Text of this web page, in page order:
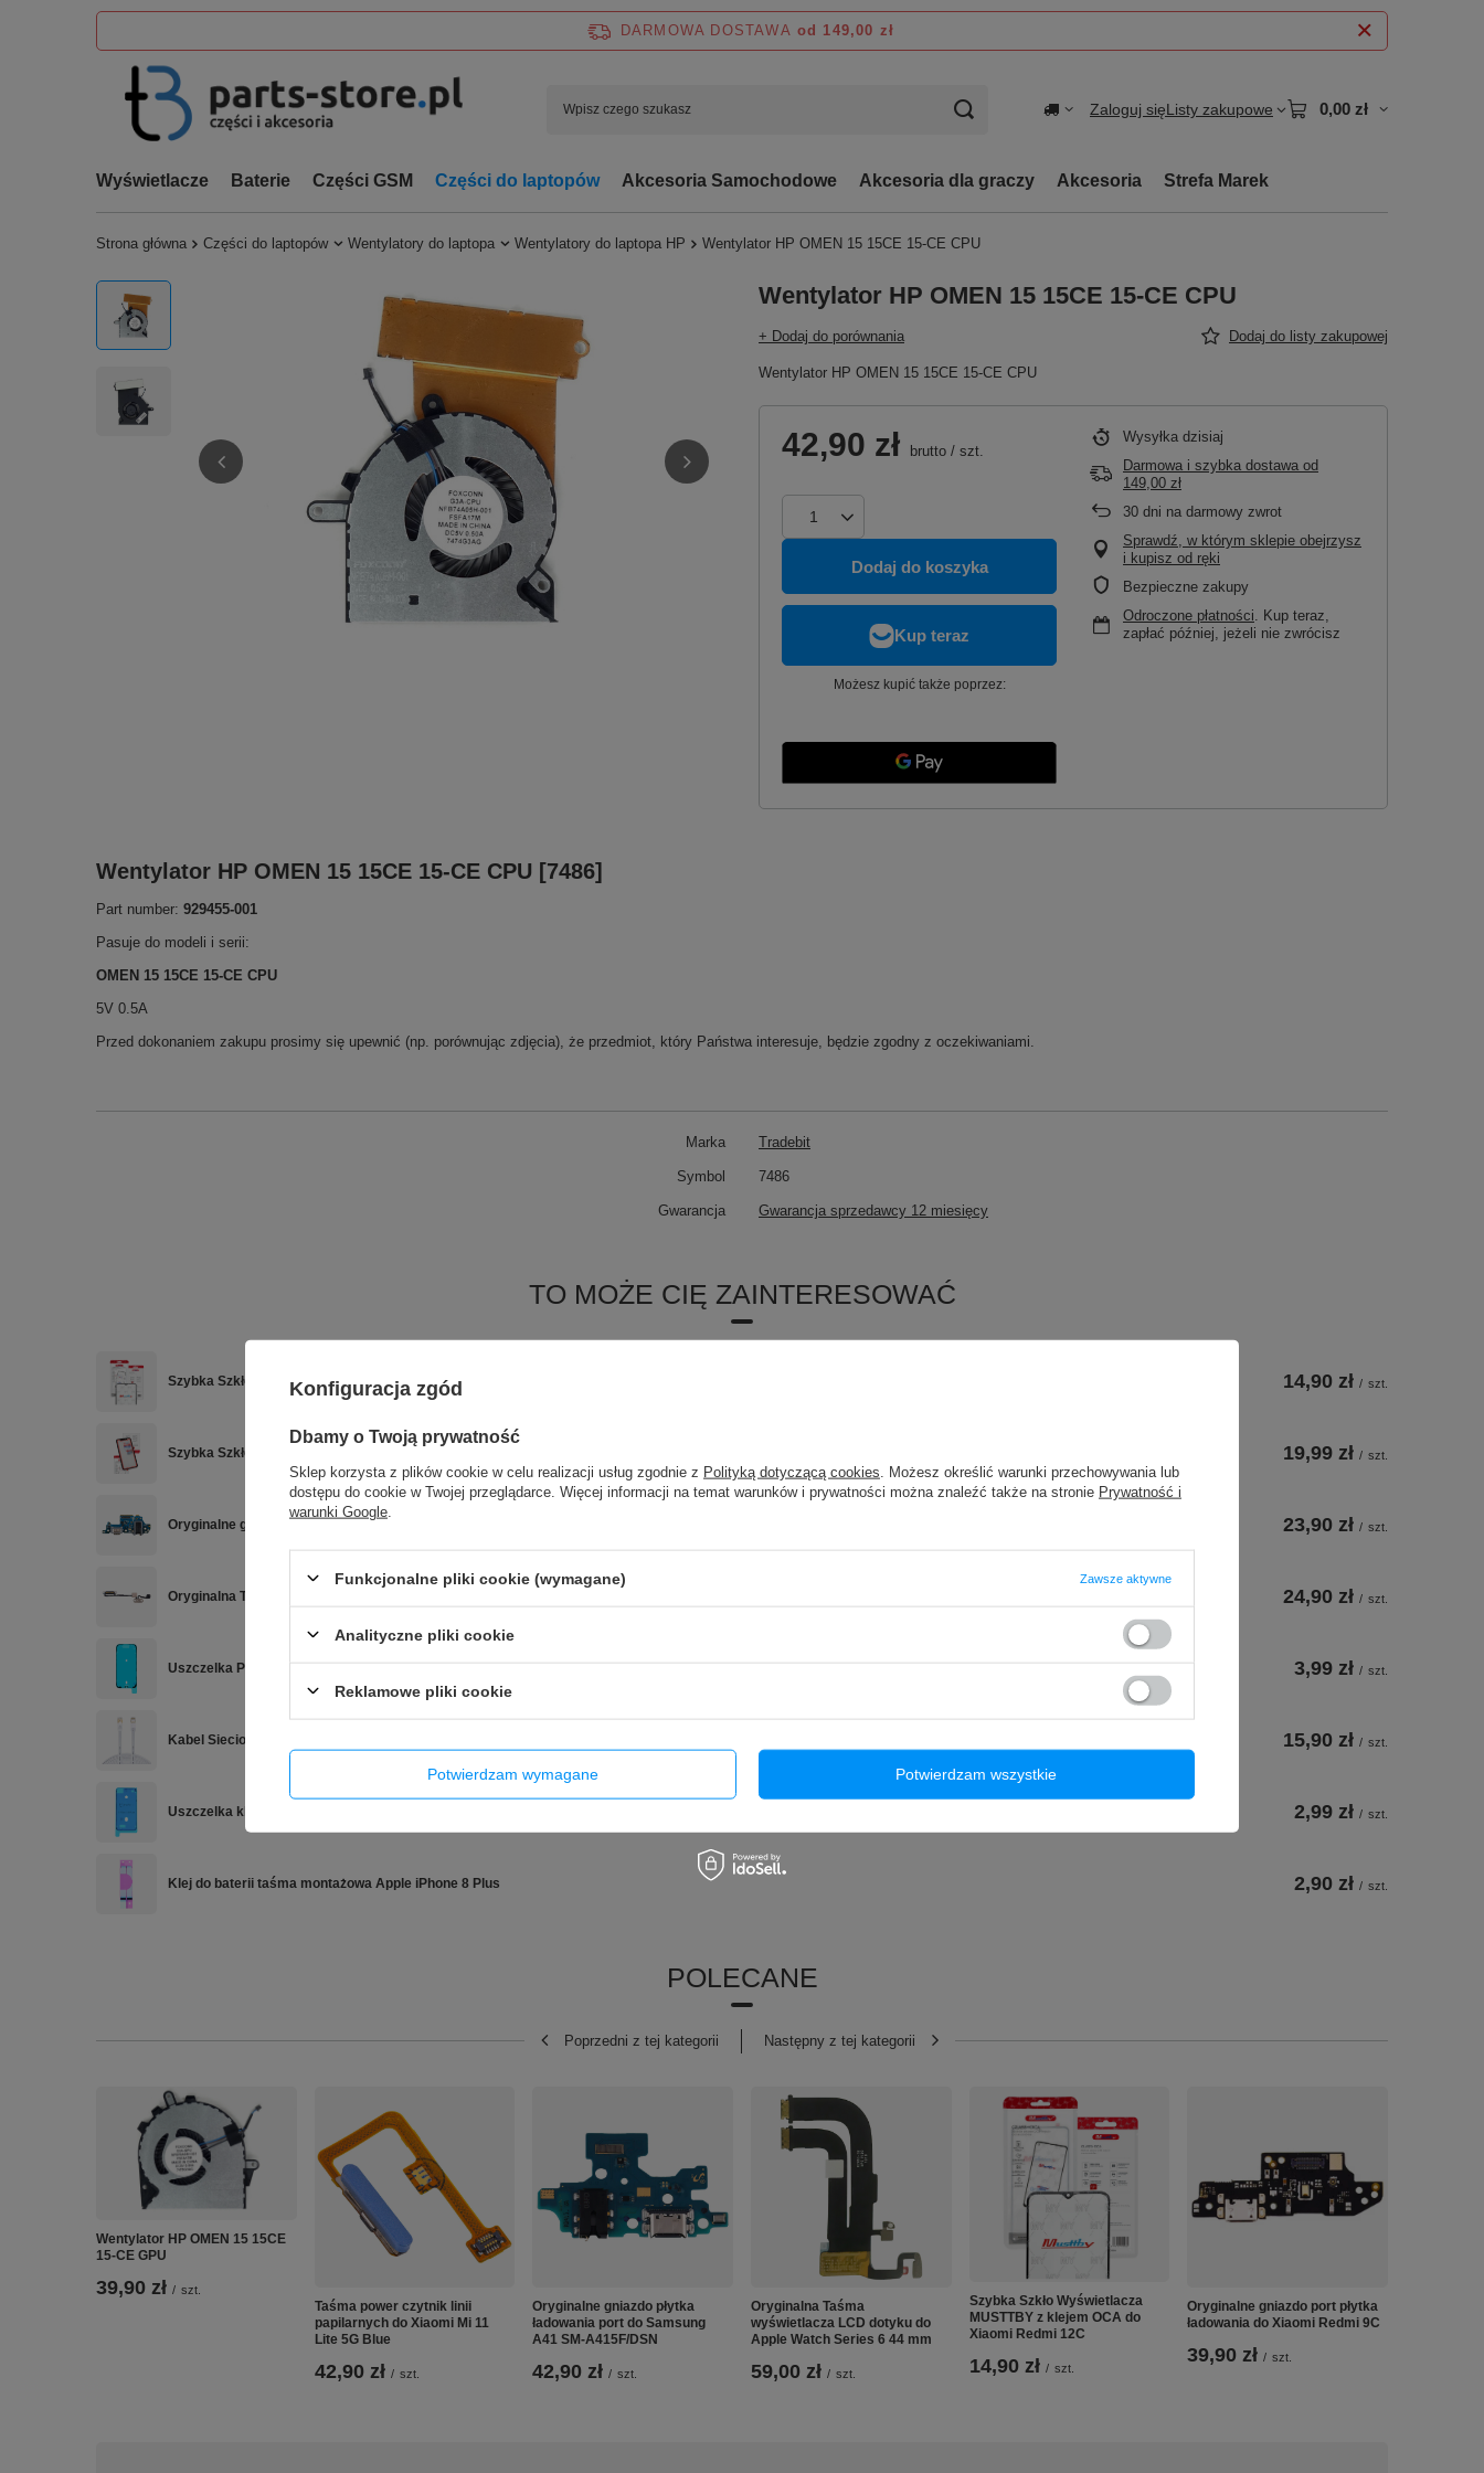
DARMOWA DOSTAWA od 149,00 zł
Zaloguj sięListy zakupowe 0,00 zł
Wyświetlacze Baterie Części GSM Części do laptopów Akcesoria Samochodowe Akcesoria dla graczy Akcesoria Strefa Marek
Strona główna Części do laptopów Wentylatory do laptopa Wentylatory do laptopa HP Wentylator HP OMEN 15 15CE 15-CE CPU
Wentylator HP OMEN 15 15CE 15-CE CPU
+ Dodaj do porównania Dodaj do listy zakupowej
Wentylator HP OMEN 15 15CE 15-CE CPU
42,90 zł brutto / szt.
Dodaj do koszyka
Możesz kupić także poprzez:
Wysyłka dzisiaj
Darmowa i szybka dostawa od
149,00 zł
30 dni na darmowy zwrot
Sprawdź, w którym sklepie obejrzysz
i kupisz od ręki
Bezpieczne zakupy
Odroczone płatności. Kup teraz,
zapłać później, jeżeli nie zwrócisz
Wentylator HP OMEN 15 15CE 15-CE CPU [7486]
Part number: 929455-001
Pasuje do modeli i serii:
OMEN 15 15CE 15-CE CPU
5V 0.5A
Przed dokonaniem zakupu prosimy się upewnić (np. porównując zdjęcia), że przedmiot, który Państwa interesuje, będzie zgodny z oczekiwaniami.
Marka Tradebit
Symbol 7486
Gwarancja Gwarancja sprzedawcy 12 miesięcy
TO MOŻE CIĘ ZAINTERESOWAĆ
Szybka Szkło Wyświetlacza MUSTTBY z klejem OCA do Xiaomi Redmi 12C 14,90 zł / szt.
Szybka Szkło do Wyświetlacza MUSTTBY z OCA do Apple iPhone X 19,99 zł / szt.
Oryginalne gniazdo płytka ładowania port do LG K52 LMK520 23,90 zł / szt.
Oryginalna Taśma przycisku włącznika ON/OFF, mikrofon do Apple Watch Series 5 44 mm 24,90 zł / szt.
Uszczelka Podklejka Taśma montażowa pod wyświetlacz do Apple iPhone 17 Air 3,99 zł / szt.
Kabel Sieciowy LAN Ethernet Płaski SFTP RJ45 CAT7 1m 15,90 zł / szt.
Uszczelka klej taśma montażowa do wyświetlacza iPhone 7 Plus / 8 Plus 2,99 zł / szt.
Klej do baterii taśma montażowa Apple iPhone 8 Plus 2,90 zł / szt.
POLECANE
Poprzedni z tej kategorii Następny z tej kategorii
Wentylator HP OMEN 15 15CE
15-CE GPU
39,90 zł / szt.
Taśma power czytnik linii
papilarnych do Xiaomi Mi 11
Lite 5G Blue
42,90 zł / szt.
Oryginalne gniazdo płytka
ładowania port do Samsung
A41 SM-A415F/DSN
42,90 zł / szt.
Oryginalna Taśma
wyświetlacza LCD dotyku do
Apple Watch Series 6 44 mm
59,00 zł / szt.
Szybka Szkło Wyświetlacza
MUSTTBY z klejem OCA do
Xiaomi Redmi 12C
14,90 zł / szt.
Oryginalne gniazdo port płytka
ładowania do Xiaomi Redmi 9C
39,90 zł / szt.
Konfiguracja zgód
Dbamy o Twoją prywatność
Sklep korzysta z plików cookie w celu realizacji usług zgodnie z Polityką dotyczącą cookies . Możesz określić warunki przechowywania lub
dostępu do cookie w Twojej przeglądarce. Więcej informacji na temat warunków i prywatności można znaleźć także na stronie Prywatność i
warunki Google
Funkcjonalne pliki cookie (wymagane) Zawsze aktywne
Analityczne pliki cookie
Reklamowe pliki cookie
Potwierdzam wymagane Potwierdzam wszystkie